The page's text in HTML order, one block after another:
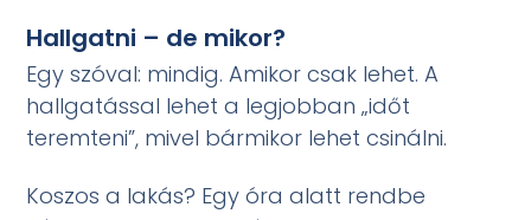
Hallgatni – de mikor?
Egy szóval: mindig. Amikor csak lehet. A
hallgatással lehet a legjobban „időt
teremteni”, mivel bármikor lehet csinálni.
Koszos a lakás? Egy óra alatt rendbe